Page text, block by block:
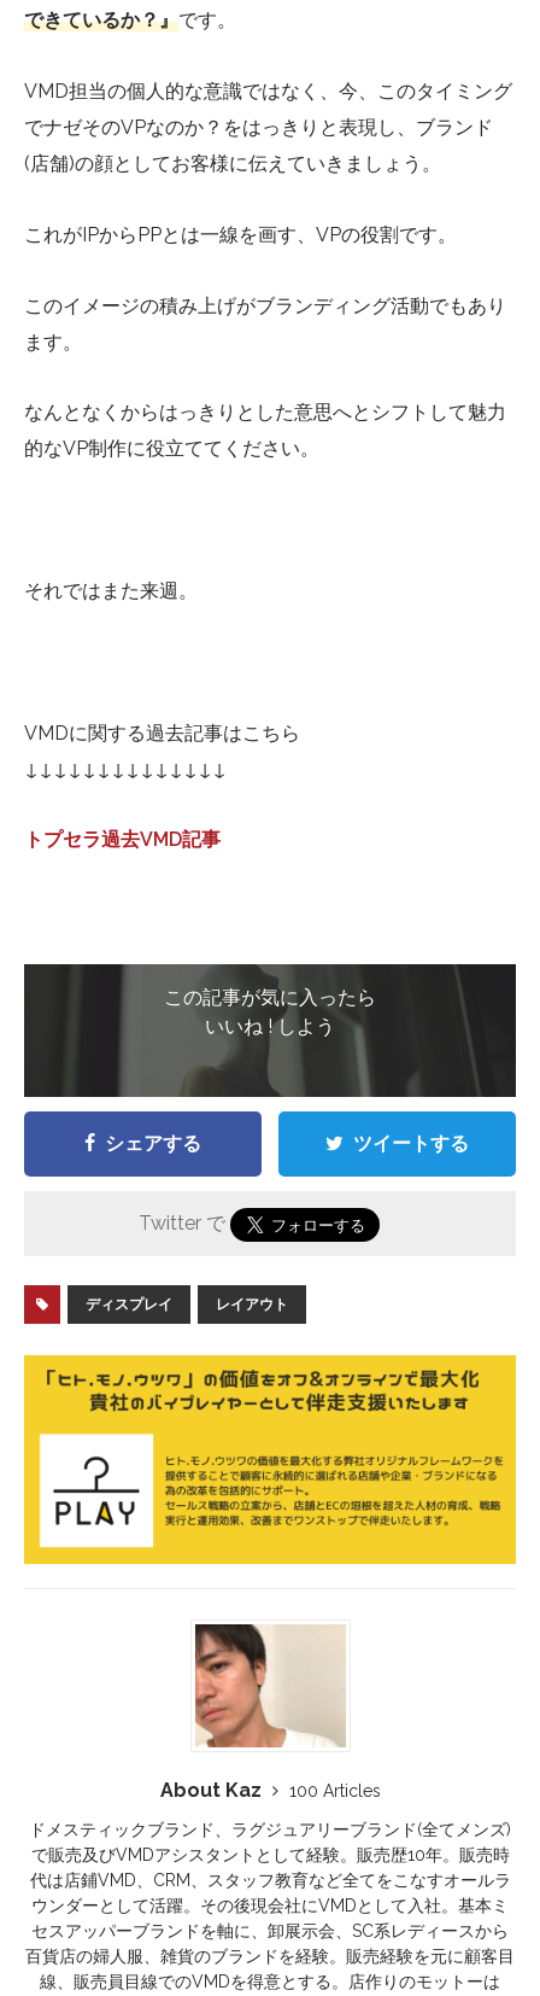
できているか？』です。
VMD担当の個人的な意識ではなく、今、このタイミング
でナゼそのVPなのか？をはっきりと表現し、ブランド
(店舗)の顔としてお客様に伝えていきましょう。
これがIPからPPとは一線を画す、VPの役割です。
このイメージの積み上げがブランディング活動でもあり
ます。
なんとなくからはっきりとした意思へとシフトして魅力
的なVP制作に役立ててください。
それではまた来週。
VMDに関する過去記事はこちら
↓↓↓↓↓↓↓↓↓↓↓↓↓↓
トプセラ過去VMD記事
この記事が気に入ったら
いいね ! しよう
シェアする ツイートする
Twitter で
ディスプレイ レイアウト
About Kaz
100 Articles
ドメスティックブランド、ラグジュアリーブランド(全てメンズ)
で販売及びVMDアシスタントとして経験。販売歴10年。販売時
代は店鋪VMD、CRM、スタッフ教育など全てをこなすオールラ
ウンダーとして活躍。その後現会社にVMDとして入社。基本ミ
セスアッパーブランドを軸に、卸展示会、SC系レディースから
百貨店の婦人服、雑貨のブランドを経験。販売経験を元に顧客目
線、販売員目線でのVMDを得意とする。店作りのモットーは